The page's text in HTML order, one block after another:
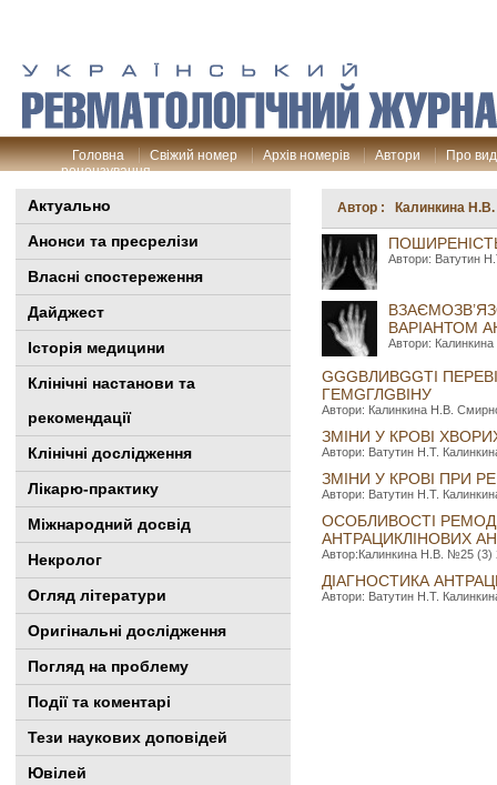
Головна Свіжий номер Архів номерів Автори
Про
рецензування
Актуально
Анонси та пресрелізи
Власні спостереження
Дайджест
Історія медицини
Клінiчні настанови та
рекомендації
Клінічні дослідження
Лікарю-практику
Міжнародний досвід
Некролог
Огляд літератури
Оригінальні дослідження
Погляд на проблему
Події та коментарі
Тези наукових доповідей
Ювілей
Автор : Калинкина Н.В.
Автори: Ватутин
ВАРІАНТОМ
Автори:
GGGBЛИBGGTI
ГEMGГЛGBIHУ
Автори: Калинкина Н.В.
ЗМІНИ У КРОВІ
Автори: Ватутин Н.Т.
ЗМІНИ У КРОВІ ПРИ
Автори: Ватутин Н.Т.
ОСОБЛИВОСТІ
АНТРАЦИКЛІНОВИХ
Автор:Калинкина Н.В. №25 (3)
ДІАГНОСТИКА
Автори: Ватутин Н.Т.